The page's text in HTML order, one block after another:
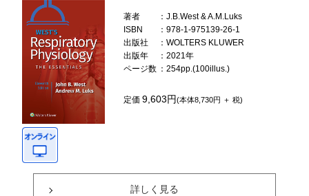
著者
：J.B.West & A.M.Luks
ISBN
：978-1-975139-26-1
出版社
：WOLTERS KLUWER
出版年
：2021年
ページ数 ：254pp.(100illus.)
定価9,603円(本体8,730円 ＋ 税)
詳しく見る